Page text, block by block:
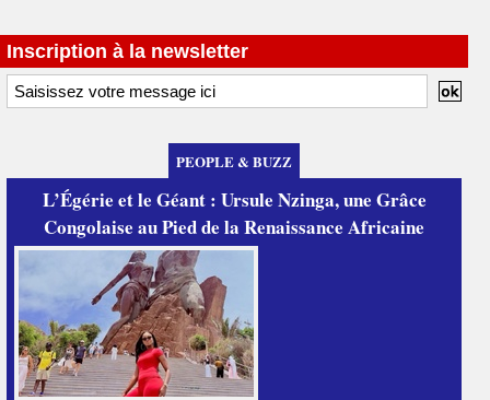
Inscription à la newsletter
PEOPLE & BUZZ
L’Égérie et le Géant : Ursule Nzinga, une Grâce
Congolaise au Pied de la Renaissance Africaine